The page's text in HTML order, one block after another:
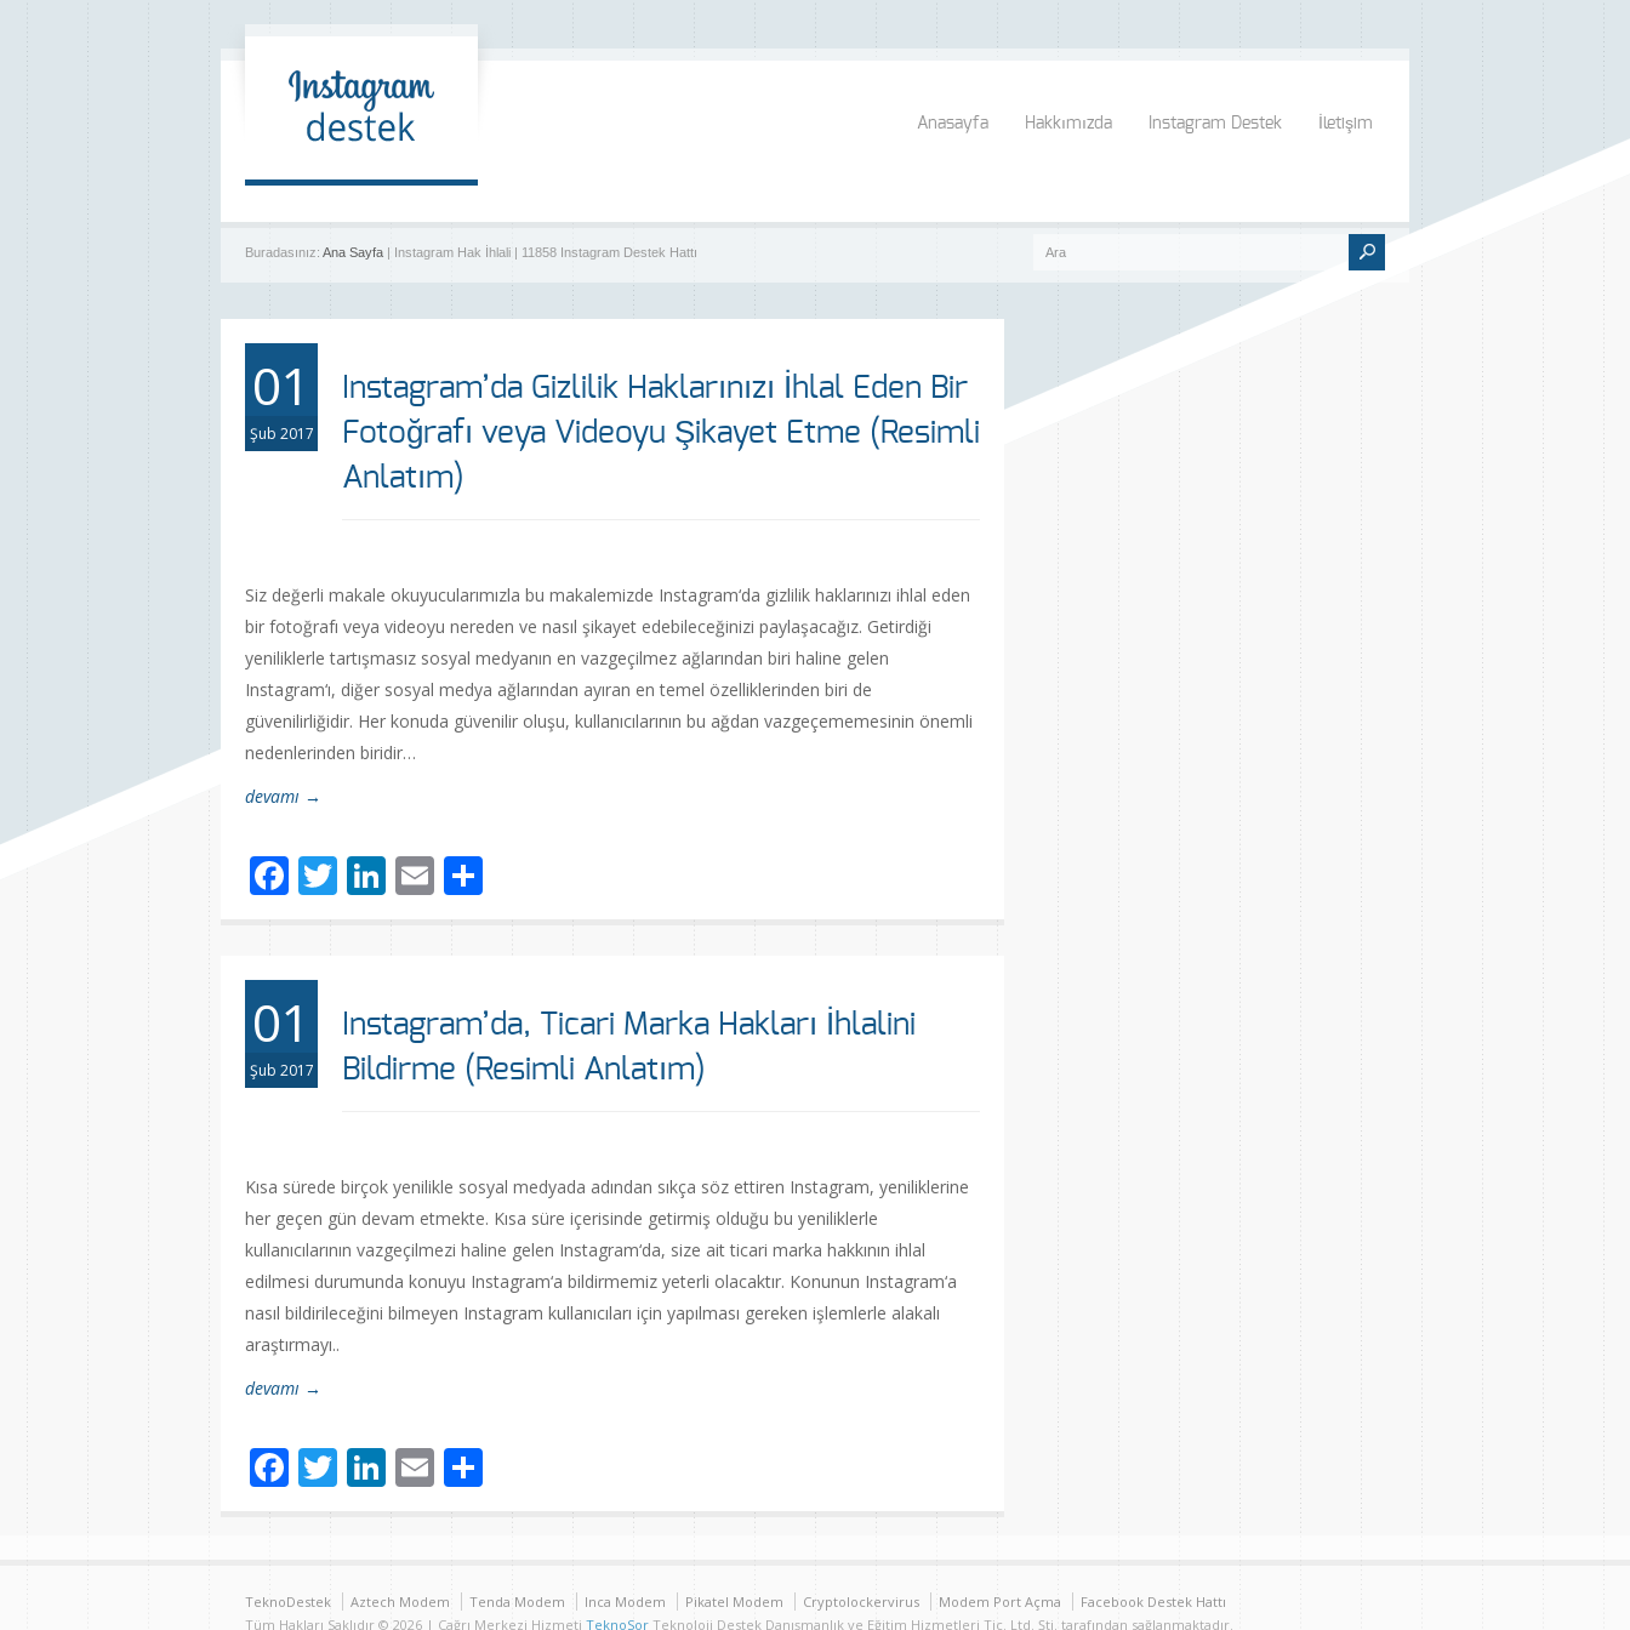
Anasayfa Hakkımızda Instagram Destek İletişim
Buradasınız: Ana Sayfa | Instagram Hak İhlali | 11858 Instagram Destek Hattı
01
Şub 2017
Instagram’da Gizlilik Haklarınızı İhlal Eden Bir
Fotoğrafı veya Videoyu Şikayet Etme (Resimli
Anlatım)
Siz değerli makale okuyucularımızla bu makalemizde Instagram‘da gizlilik haklarınızı ihlal eden
bir fotoğrafı veya videoyu nereden ve nasıl şikayet edebileceğinizi paylaşacağız. Getirdiği
yeniliklerle tartışmasız sosyal medyanın en vazgeçilmez ağlarından biri haline gelen
Instagram‘ı, diğer sosyal medya ağlarından ayıran en temel özelliklerinden biri de
güvenilirliğidir. Her konuda güvenilir oluşu, kullanıcılarının bu ağdan vazgeçememesinin önemli
nedenlerinden biridir…
devamı →
Facebook
Twitter
LinkedIn
Email
01
Şub 2017
Instagram’da, Ticari Marka Hakları İhlalini
Bildirme (Resimli Anlatım)
Kısa sürede birçok yenilikle sosyal medyada adından sıkça söz ettiren Instagram, yeniliklerine
her geçen gün devam etmekte. Kısa süre içerisinde getirmiş olduğu bu yeniliklerle
kullanıcılarının vazgeçilmezi haline gelen Instagram‘da, size ait ticari marka hakkının ihlal
edilmesi durumunda konuyu Instagram‘a bildirmemiz yeterli olacaktır. Konunun Instagram‘a
nasıl bildirileceğini bilmeyen Instagram kullanıcıları için yapılması gereken işlemlerle alakalı
araştırmayı..
devamı →
Facebook
Twitter
LinkedIn
Email
TeknoDestek Aztech Modem Tenda Modem Inca Modem Pikatel Modem Cryptolockervirus Modem Port Açma
Facebook Destek Hattı
Tüm Hakları Saklıdır © 2026 | Çağrı Merkezi Hizmeti TeknoSor Teknoloji Destek Danışmanlık ve Eğitim Hizmetleri Tic. Ltd. Şti. tarafından sağlanmaktadır.